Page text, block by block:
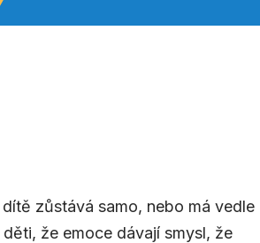
zůstává samo, nebo má vedle
že emoce dávají smysl, že